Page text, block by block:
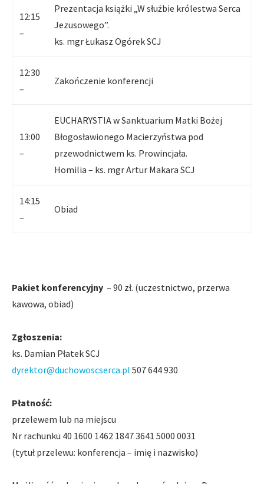
12:15
–
Prezentacja książki „W służbie królestwa Serca
Jezusowego”.
ks. mgr Łukasz Ogórek SCJ
12:30
–
Zakończenie konferencji
13:00
–
EUCHARYSTIA w Sanktuarium Matki Bożej
Błogosławionego Macierzyństwa pod
przewodnictwem ks. Prowincjała.
Homilia – ks. mgr Artur Makara SCJ
14:15
–
Obiad
Pakiet konferencyjny – 90 zł. (uczestnictwo, przerwa
kawowa, obiad)
Zgłoszenia:
ks. Damian Płatek SCJ
dyrektor@duchowoscserca.pl 507 644 930
Płatność:
przelewem lub na miejscu
Nr rachunku 40 1600 1462 1847 3641 5000 0031
(tytuł przelewu: konferencja – imię i nazwisko)